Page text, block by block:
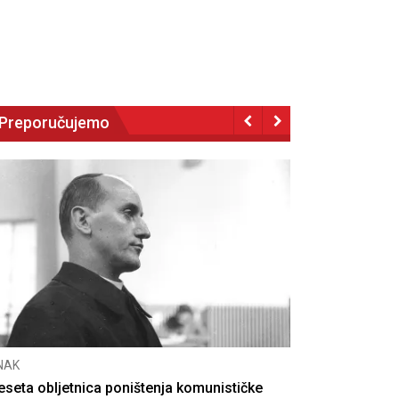
Preporučujemo
obljetnica poništenja komunističke